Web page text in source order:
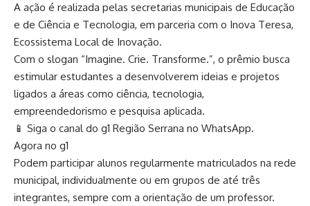
A ação é realizada pelas secretarias municipais de Educação
e de Ciência e Tecnologia, em parceria com o Inova Teresa,
Ecossistema Local de Inovação.
Com o slogan “Imagine. Crie. Transforme.”, o prêmio busca
estimular estudantes a desenvolverem ideias e projetos
ligados a áreas como ciência, tecnologia,
empreendedorismo e pesquisa aplicada.
📱 Siga o canal do g1 Região Serrana no WhatsApp.
Agora no g1
Podem participar alunos regularmente matriculados na rede
municipal, individualmente ou em grupos de até três
integrantes, sempre com a orientação de um professor.